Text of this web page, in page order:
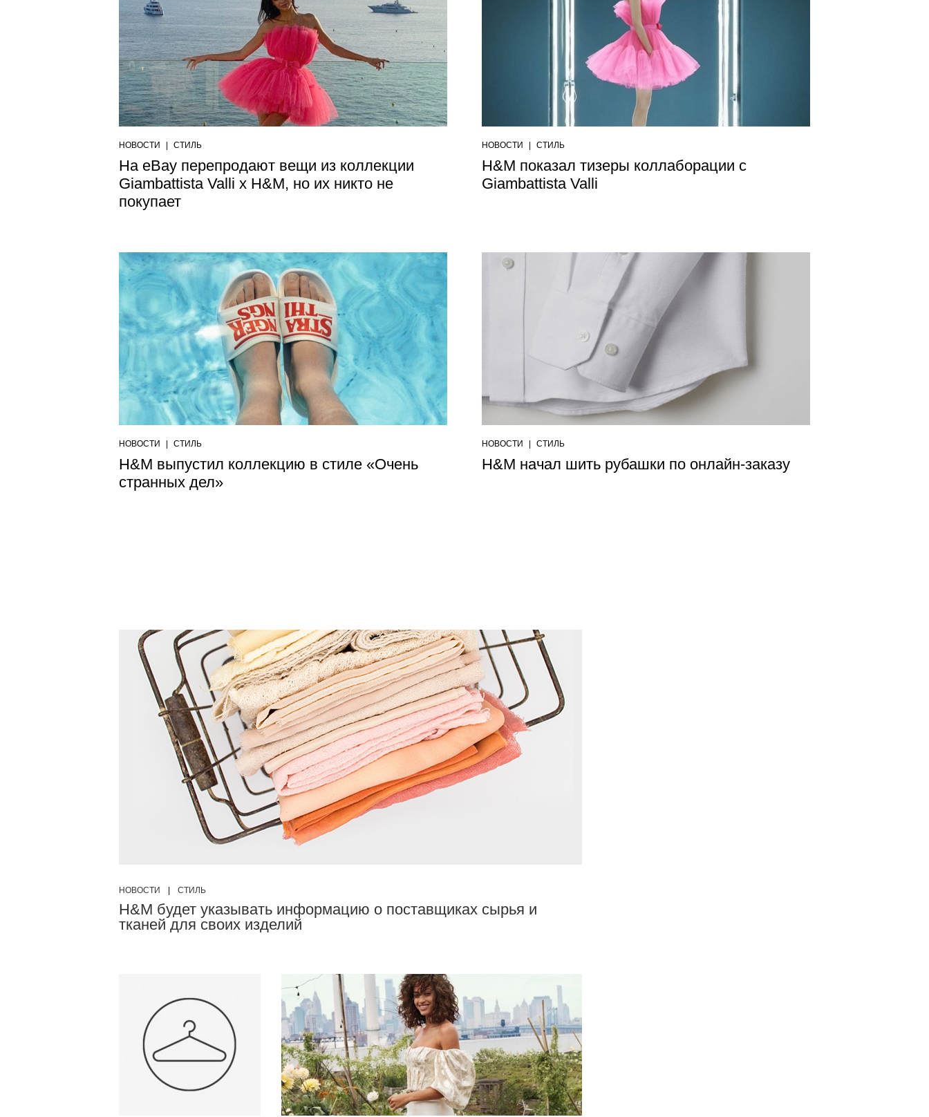
НОВОСТИ СТИЛЬ
На eBay перепродают вещи из коллекции
Giambattista Valli x H&M, но их никто не
покупает
НОВОСТИ СТИЛЬ
H&M показал тизеры коллаборации с
Giambattista Valli
НОВОСТИ СТИЛЬ
H&M выпустил коллекцию в стиле «Очень
странных дел»
НОВОСТИ СТИЛЬ
H&M начал шить рубашки по онлайн-заказу
НОВОСТИ СТИЛЬ
H&M будет указывать информацию о поставщиках сырья и
тканей для своих изделий